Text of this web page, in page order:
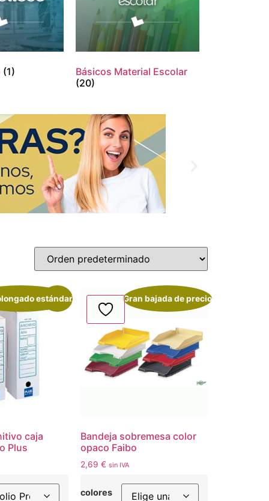
(1)
Básicos Material Escolar
(20)
¡Oferta!
estándar
caja
Plus
Gran bajada de precio
Bandeja sobremesa color
opaco Faibo
2,69 € sin IVA
colores